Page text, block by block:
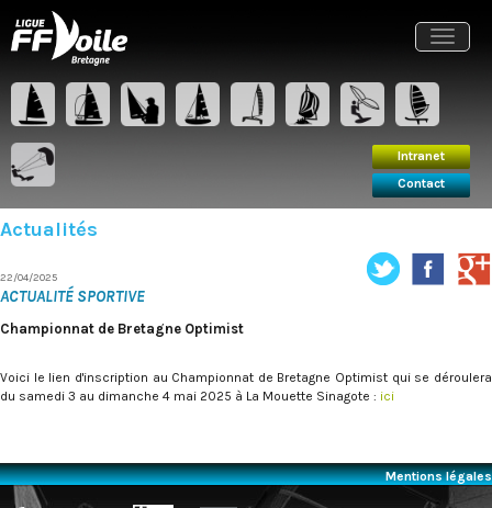
Actualités
22/04/2025
ACTUALITÉ SPORTIVE
Championnat de Bretagne Optimist
Voici le lien d'inscription au Championnat de Bretagne Optimist qui se déroulera
du samedi 3 au dimanche 4 mai 2025 à La Mouette Sinagote : ici
Mentions légales
Intranet
Contact
Intranet
Toggle